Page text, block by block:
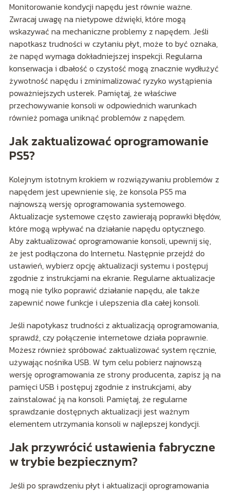
Monitorowanie kondycji napędu jest równie ważne.
Zwracaj uwagę na nietypowe dźwięki, które mogą
wskazywać na mechaniczne problemy z napędem. Jeśli
napotkasz trudności w czytaniu płyt, może to być oznaka,
że napęd wymaga dokładniejszej inspekcji. Regularna
konserwacja i dbałość o czystość mogą znacznie wydłużyć
żywotność napędu i zminimalizować ryzyko wystąpienia
poważniejszych usterek. Pamiętaj, że właściwe
przechowywanie konsoli w odpowiednich warunkach
również pomaga uniknąć problemów z napędem.
Jak zaktualizować oprogramowanie
PS5?
Kolejnym istotnym krokiem w rozwiązywaniu problemów z
napędem jest upewnienie się, że konsola PS5 ma
najnowszą wersję oprogramowania systemowego.
Aktualizacje systemowe często zawierają poprawki błędów,
które mogą wpływać na działanie napędu optycznego.
Aby zaktualizować oprogramowanie konsoli, upewnij się,
że jest podłączona do Internetu. Następnie przejdź do
ustawień, wybierz opcję aktualizacji systemu i postępuj
zgodnie z instrukcjami na ekranie. Regularne aktualizacje
mogą nie tylko poprawić działanie napędu, ale także
zapewnić nowe funkcje i ulepszenia dla całej konsoli.
Jeśli napotykasz trudności z aktualizacją oprogramowania,
sprawdź, czy połączenie internetowe działa poprawnie.
Możesz również spróbować zaktualizować system ręcznie,
używając nośnika USB. W tym celu pobierz najnowszą
wersję oprogramowania ze strony producenta, zapisz ją na
pamięci USB i postępuj zgodnie z instrukcjami, aby
zainstalować ją na konsoli. Pamiętaj, że regularne
sprawdzanie dostępnych aktualizacji jest ważnym
elementem utrzymania konsoli w najlepszej kondycji.
Jak przywrócić ustawienia fabryczne
w trybie bezpiecznym?
Jeśli po sprawdzeniu płyt i aktualizacji oprogramowania